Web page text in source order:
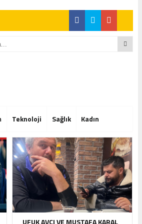
Not Alıyor
Not Alıyor
Teknoloji Sağlık Kadın
UFUK AVCI VE MUSTAFA KARAL